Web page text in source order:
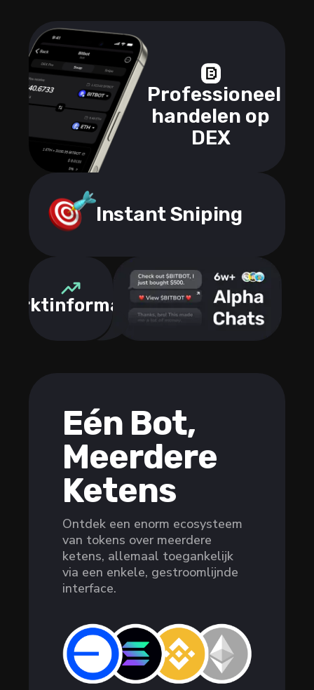
Professioneel
handelen op
DEX
Instant Sniping
Eén Bot,
Meerdere
Ketens
Ontdek een enorm ecosysteem
van tokens over meerdere
ketens, allemaal toegankelijk
via een enkele, gestroomlijnde
interface.